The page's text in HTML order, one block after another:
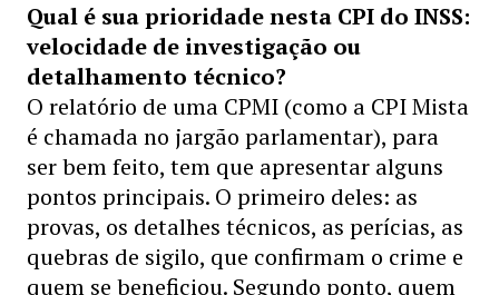
Qual é sua prioridade nesta CPI do INSS:
velocidade de investigação ou
detalhamento técnico?
O relatório de uma CPMI (como a CPI Mista
é chamada no jargão parlamentar), para
ser bem feito, tem que apresentar alguns
pontos principais. O primeiro deles: as
provas, os detalhes técnicos, as perícias, as
quebras de sigilo, que confirmam o crime e
quem se beneficiou. Segundo ponto, quem